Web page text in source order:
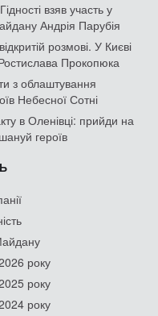
взяв участь у
Андрія Парубія
розмові. У Києві
Прокопюка
з облаштування
Небесної Сотні
в Оленівці: прийди на
героїв
року
року
року